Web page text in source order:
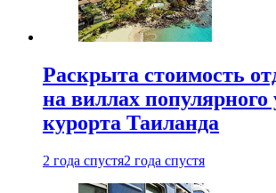
Раскрыта стоимость
на виллах популярного
курорта Таиланда
2 года спустя2 года спустя